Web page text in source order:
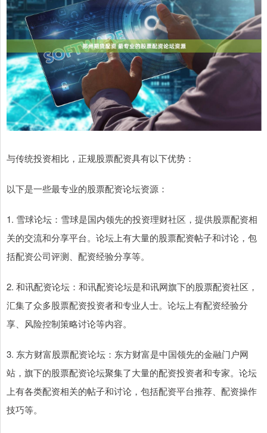
与传统投资相比，正规股票配资具有以下优势：
以下是一些最专业的股票配资论坛资源：
1. 雪球论坛：雪球是国内领先的投资理财社区，提供股票配资相
关的交流和分享平台。论坛上有大量的股票配资帖子和讨论，包
括配资公司评测、配资经验分享等。
2. 和讯配资论坛：和讯配资论坛是和讯网旗下的股票配资社区，
汇集了众多股票配资投资者和专业人士。论坛上有配资经验分
享、风险控制策略讨论等内容。
3. 东方财富股票配资论坛：东方财富是中国领先的金融门户网
站，旗下的股票配资论坛聚集了大量的配资投资者和专家。论坛
上有各类配资相关的帖子和讨论，包括配资平台推荐、配资操作
技巧等。